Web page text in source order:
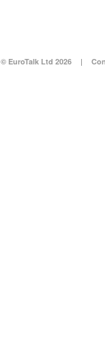
© EuroTalk Ltd 2026 |